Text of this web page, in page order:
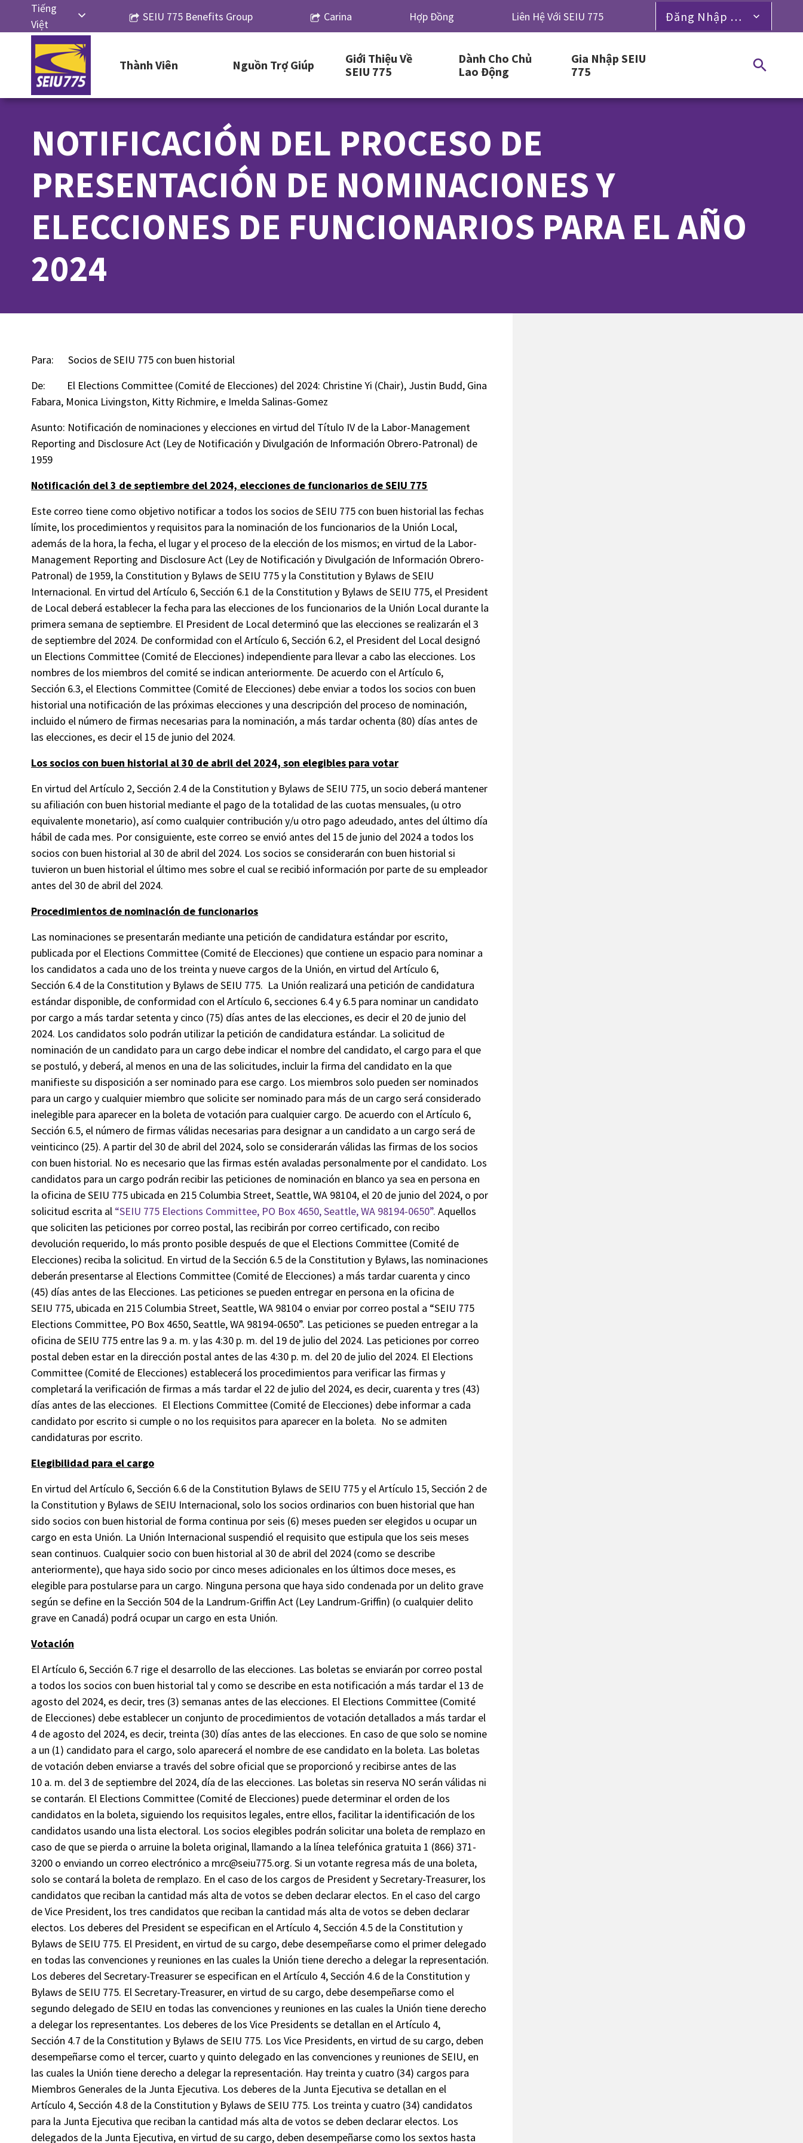
content
Tiếng
Việt
English
Русский
Español
文
한국어
SEIU 775 Benefits Group Carina Hợp Đồng Liên Hệ Với SEIU 775 Đăng Nhập Dành Cho Thành Viên
Thành Viên Nguồn Trợ Giúp
Giới Thiệu Về
SEIU 775
Dành Cho Chủ
Lao Động
Gia Nhập SEIU
775
NOTIFICACIÓN DEL PROCESO DE
PRESENTACIÓN DE NOMINACIONES Y
ELECCIONES DE FUNCIONARIOS PARA EL AÑO
2024
Para: Socios de SEIU 775 con buen historial
De: El Elections Committee (Comité de Elecciones) del 2024: Christine Yi (Chair), Justin Budd, Gina
Fabara, Monica Livingston, Kitty Richmire, e Imelda Salinas-Gomez
Asunto: Notificación de nominaciones y elecciones en virtud del Título IV de la Labor-Management
Reporting and Disclosure Act (Ley de Notificación y Divulgación de Información Obrero-Patronal) de
1959
Notificación del 3 de septiembre del 2024, elecciones de funcionarios de SEIU 775
Este correo tiene como objetivo notificar a todos los socios de SEIU 775 con buen historial las fechas
límite, los procedimientos y requisitos para la nominación de los funcionarios de la Unión Local,
además de la hora, la fecha, el lugar y el proceso de la elección de los mismos; en virtud de la Labor-
Management Reporting and Disclosure Act (Ley de Notificación y Divulgación de Información Obrero-
Patronal) de 1959, la Constitution y Bylaws de SEIU 775 y la Constitution y Bylaws de SEIU
Internacional. En virtud del Artículo 6, Sección 6.1 de la Constitution y Bylaws de SEIU 775, el President
de Local deberá establecer la fecha para las elecciones de los funcionarios de la Unión Local durante la
primera semana de septiembre. El President de Local determinó que las elecciones se realizarán el 3
de septiembre del 2024. De conformidad con el Artículo 6, Sección 6.2, el President del Local designó
un Elections Committee (Comité de Elecciones) independiente para llevar a cabo las elecciones. Los
nombres de los miembros del comité se indican anteriormente. De acuerdo con el Artículo 6,
Sección 6.3, el Elections Committee (Comité de Elecciones) debe enviar a todos los socios con buen
historial una notificación de las próximas elecciones y una descripción del proceso de nominación,
incluido el número de firmas necesarias para la nominación, a más tardar ochenta (80) días antes de
las elecciones, es decir el 15 de junio del 2024.
Los socios con buen historial al 30 de abril del 2024, son elegibles para votar
En virtud del Artículo 2, Sección 2.4 de la Constitution y Bylaws de SEIU 775, un socio deberá mantener
su afiliación con buen historial mediante el pago de la totalidad de las cuotas mensuales, (u otro
equivalente monetario), así como cualquier contribución y/u otro pago adeudado, antes del último día
hábil de cada mes. Por consiguiente, este correo se envió antes del 15 de junio del 2024 a todos los
socios con buen historial al 30 de abril del 2024. Los socios se considerarán con buen historial si
tuvieron un buen historial el último mes sobre el cual se recibió información por parte de su empleador
antes del 30 de abril del 2024.
Procedimientos de nominación de funcionarios
Las nominaciones se presentarán mediante una petición de candidatura estándar por escrito,
publicada por el Elections Committee (Comité de Elecciones) que contiene un espacio para nominar a
los candidatos a cada uno de los treinta y nueve cargos de la Unión, en virtud del Artículo 6,
Sección 6.4 de la Constitution y Bylaws de SEIU 775. La Unión realizará una petición de candidatura
estándar disponible, de conformidad con el Artículo 6, secciones 6.4 y 6.5 para nominar un candidato
por cargo a más tardar setenta y cinco (75) días antes de las elecciones, es decir el 20 de junio del
2024. Los candidatos solo podrán utilizar la petición de candidatura estándar. La solicitud de
nominación de un candidato para un cargo debe indicar el nombre del candidato, el cargo para el que
se postuló, y deberá, al menos en una de las solicitudes, incluir la firma del candidato en la que
manifieste su disposición a ser nominado para ese cargo. Los miembros solo pueden ser nominados
para un cargo y cualquier miembro que solicite ser nominado para más de un cargo será considerado
inelegible para aparecer en la boleta de votación para cualquier cargo. De acuerdo con el Artículo 6,
Sección 6.5, el número de firmas válidas necesarias para designar a un candidato a un cargo será de
veinticinco (25). A partir del 30 de abril del 2024, solo se considerarán válidas las firmas de los socios
con buen historial. No es necesario que las firmas estén avaladas personalmente por el candidato. Los
candidatos para un cargo podrán recibir las peticiones de nominación en blanco ya sea en persona en
la oficina de SEIU 775 ubicada en 215 Columbia Street, Seattle, WA 98104, el 20 de junio del 2024, o por
solicitud escrita al “SEIU 775 Elections Committee, PO Box 4650, Seattle, WA 98194-0650”. Aquellos
que soliciten las peticiones por correo postal, las recibirán por correo certificado, con recibo
devolución requerido, lo más pronto posible después de que el Elections Committee (Comité de
Elecciones) reciba la solicitud. En virtud de la Sección 6.5 de la Constitution y Bylaws, las nominaciones
deberán presentarse al Elections Committee (Comité de Elecciones) a más tardar cuarenta y cinco
(45) días antes de las Elecciones. Las peticiones se pueden entregar en persona en la oficina de
SEIU 775, ubicada en 215 Columbia Street, Seattle, WA 98104 o enviar por correo postal a “SEIU 775
Elections Committee, PO Box 4650, Seattle, WA 98194-0650”. Las peticiones se pueden entregar a la
oficina de SEIU 775 entre las 9 a. m. y las 4:30 p. m. del 19 de julio del 2024. Las peticiones por correo
postal deben estar en la dirección postal antes de las 4:30 p. m. del 20 de julio del 2024. El Elections
Committee (Comité de Elecciones) establecerá los procedimientos para verificar las firmas y
completará la verificación de firmas a más tardar el 22 de julio del 2024, es decir, cuarenta y tres (43)
días antes de las elecciones. El Elections Committee (Comité de Elecciones) debe informar a cada
candidato por escrito si cumple o no los requisitos para aparecer en la boleta. No se admiten
candidaturas por escrito.
Elegibilidad para el cargo
En virtud del Artículo 6, Sección 6.6 de la Constitution Bylaws de SEIU 775 y el Artículo 15, Sección 2 de
la Constitution y Bylaws de SEIU Internacional, solo los socios ordinarios con buen historial que han
sido socios con buen historial de forma continua por seis (6) meses pueden ser elegidos u ocupar un
cargo en esta Unión. La Unión Internacional suspendió el requisito que estipula que los seis meses
sean continuos. Cualquier socio con buen historial al 30 de abril del 2024 (como se describe
anteriormente), que haya sido socio por cinco meses adicionales en los últimos doce meses, es
elegible para postularse para un cargo. Ninguna persona que haya sido condenada por un delito grave
según se define en la Sección 504 de la Landrum-Griffin Act (Ley Landrum-Griffin) (o cualquier delito
grave en Canadá) podrá ocupar un cargo en esta Unión.
Votación
El Artículo 6, Sección 6.7 rige el desarrollo de las elecciones. Las boletas se enviarán por correo postal
a todos los socios con buen historial tal y como se describe en esta notificación a más tardar el 13 de
agosto del 2024, es decir, tres (3) semanas antes de las elecciones. El Elections Committee (Comité
de Elecciones) debe establecer un conjunto de procedimientos de votación detallados a más tardar el
4 de agosto del 2024, es decir, treinta (30) días antes de las elecciones. En caso de que solo se nomine
a un (1) candidato para el cargo, solo aparecerá el nombre de ese candidato en la boleta. Las boletas
de votación deben enviarse a través del sobre oficial que se proporcionó y recibirse antes de las
10 a. m. del 3 de septiembre del 2024, día de las elecciones. Las boletas sin reserva NO serán válidas ni
se contarán. El Elections Committee (Comité de Elecciones) puede determinar el orden de los
candidatos en la boleta, siguiendo los requisitos legales, entre ellos, facilitar la identificación de los
candidatos usando una lista electoral. Los socios elegibles podrán solicitar una boleta de remplazo en
caso de que se pierda o arruine la boleta original, llamando a la línea telefónica gratuita 1 (866) 371-
3200 o enviando un correo electrónico a mrc@seiu775.org. Si un votante regresa más de una boleta,
solo se contará la boleta de remplazo. En el caso de los cargos de President y Secretary-Treasurer, los
candidatos que reciban la cantidad más alta de votos se deben declarar electos. En el caso del cargo
de Vice President, los tres candidatos que reciban la cantidad más alta de votos se deben declarar
electos. Los deberes del President se especifican en el Artículo 4, Sección 4.5 de la Constitution y
Bylaws de SEIU 775. El President, en virtud de su cargo, debe desempeñarse como el primer delegado
en todas las convenciones y reuniones en las cuales la Unión tiene derecho a delegar la representación.
Los deberes del Secretary-Treasurer se especifican en el Artículo 4, Sección 4.6 de la Constitution y
Bylaws de SEIU 775. El Secretary-Treasurer, en virtud de su cargo, debe desempeñarse como el
segundo delegado de SEIU en todas las convenciones y reuniones en las cuales la Unión tiene derecho
a delegar los representantes. Los deberes de los Vice Presidents se detallan en el Artículo 4,
Sección 4.7 de la Constitution y Bylaws de SEIU 775. Los Vice Presidents, en virtud de su cargo, deben
desempeñarse como el tercer, cuarto y quinto delegado en las convenciones y reuniones de SEIU, en
las cuales la Unión tiene derecho a delegar la representación. Hay treinta y cuatro (34) cargos para
Miembros Generales de la Junta Ejecutiva. Los deberes de la Junta Ejecutiva se detallan en el
Artículo 4, Sección 4.8 de la Constitution y Bylaws de SEIU 775. Los treinta y cuatro (34) candidatos
para la Junta Ejecutiva que reciban la cantidad más alta de votos se deben declarar electos. Los
delegados de la Junta Ejecutiva, en virtud de su cargo, deben desempeñarse como los sextos hasta